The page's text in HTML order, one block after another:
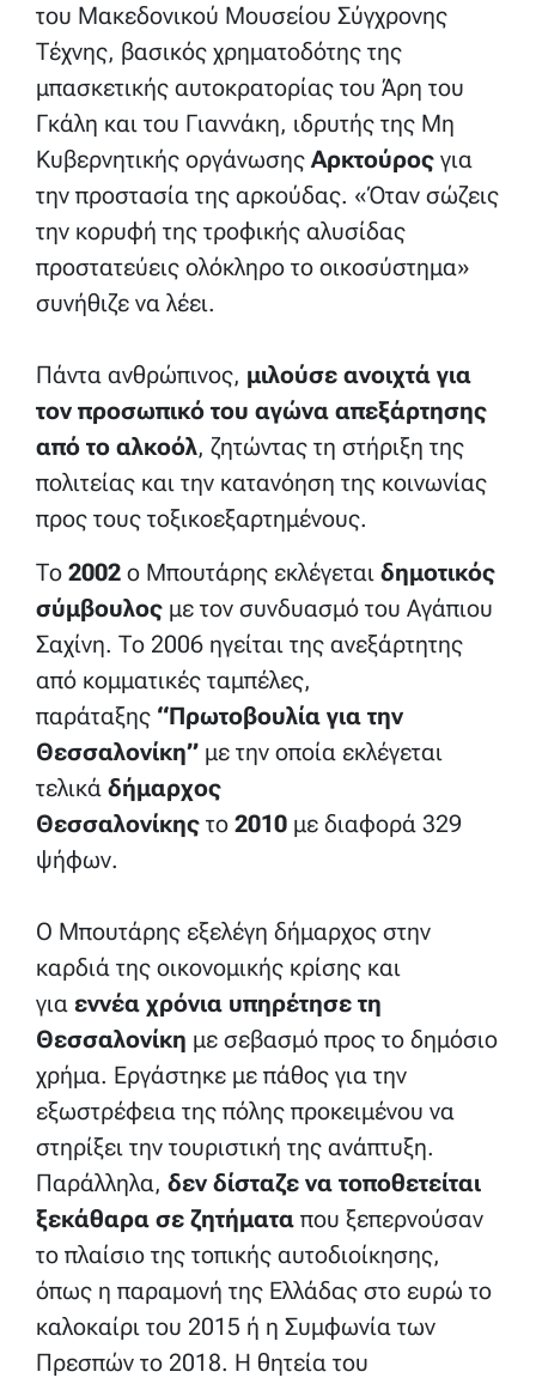
του Μακεδονικού Μουσείου Σύγχρονης
Τέχνης, βασικός χρηματοδότης της
μπασκετικής αυτοκρατορίας του Άρη του
Γκάλη και του Γιαννάκη, ιδρυτής της Μη
Κυβερνητικής οργάνωσης Αρκτούρος για
την προστασία της αρκούδας. «Όταν σώζεις
την κορυφή της τροφικής αλυσίδας
προστατεύεις ολόκληρο το οικοσύστημα»
συνήθιζε να λέει.
Πάντα ανθρώπινος, μιλούσε ανοιχτά για
τον προσωπικό του αγώνα απεξάρτησης
από το αλκοόλ, ζητώντας τη στήριξη της
πολιτείας και την κατανόηση της κοινωνίας
προς τους τοξικοεξαρτημένους.
Το 2002 ο Μπουτάρης εκλέγεται δημοτικός
σύμβουλος με τον συνδυασμό του Αγάπιου
Σαχίνη. Το 2006 ηγείται της ανεξάρτητης
από κομματικές ταμπέλες,
παράταξης “Πρωτοβουλία για την
Θεσσαλονίκη” με την οποία εκλέγεται
τελικά δήμαρχος
Θεσσαλονίκης το 2010 με διαφορά 329
ψήφων.
Ο Μπουτάρης εξελέγη δήμαρχος στην
καρδιά της οικονομικής κρίσης και
για εννέα χρόνια υπηρέτησε τη
Θεσσαλονίκη με σεβασμό προς το δημόσιο
χρήμα. Εργάστηκε με πάθος για την
εξωστρέφεια της πόλης προκειμένου να
στηρίξει την τουριστική της ανάπτυξη.
Παράλληλα, δεν δίσταζε να τοποθετείται
ξεκάθαρα σε ζητήματα που ξεπερνούσαν
το πλαίσιο της τοπικής αυτοδιοίκησης,
όπως η παραμονή της Ελλάδας στο ευρώ το
καλοκαίρι του 2015 ή η Συμφωνία των
Πρεσπών το 2018. Η θητεία του